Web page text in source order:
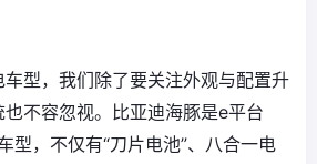
型，我们除了要关注外观与配置升
不容忽视。比亚迪海豚是e平台
型，不仅有“刀片电池”、八合一电